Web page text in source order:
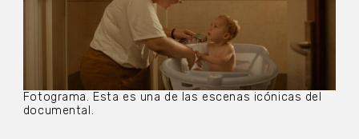
Fotograma. Esta es una de las escenas icónicas del
documental.